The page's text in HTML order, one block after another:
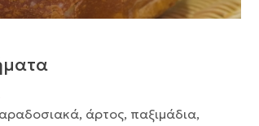
άρτος, παξιμάδια,